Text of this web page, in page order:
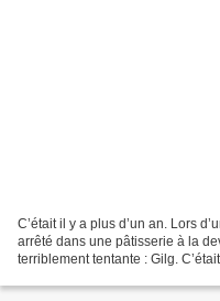
C’était il y a plus d’un an. Lors
arrêté dans une pâtisserie à la
terriblement tentante : Gilg.